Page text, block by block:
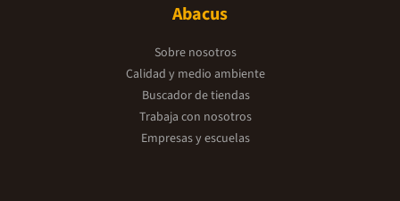
Abacus
Sobre nosotros
Calidad y medio ambiente
Buscador de tiendas
Trabaja con nosotros
Empresas y escuelas